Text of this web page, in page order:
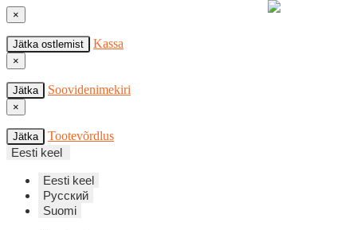
×
Jätka ostlemist Kassa
×
Jätka Soovidenimekiri
×
Jätka
Tootevõrdlus
Eesti keel
Eesti keel
Русский
Suomi